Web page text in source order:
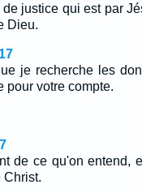
de justice qui est par
Dieu.
je recherche les
pour votre compte.
de ce qu'on entend,
Christ.